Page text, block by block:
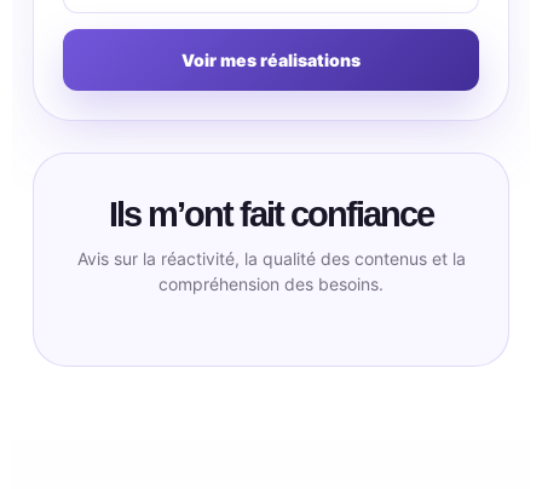
Voir mes réalisations
Ils m’ont fait confiance
Avis sur la réactivité, la qualité des contenus et la
compréhension des besoins.